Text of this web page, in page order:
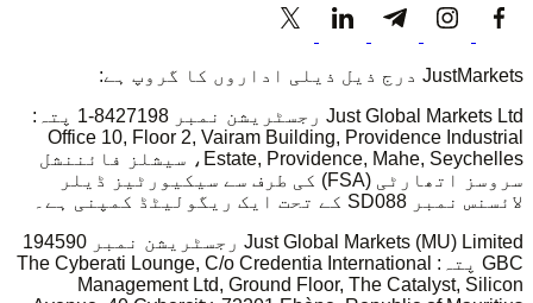
JustMarkets درج ذیل ذیلی اداروں کا گروپ ہے:
Just Global Markets Ltd رجسٹریشن نمبر 8427198-1 پتہ:
Office 10, Floor 2, Vairam Building, Providence Industrial
Estate, Providence, Mahe, Seychelles، سیشلز فائننشل
سروسز اتھارٹی (FSA) کی طرف سے سیکیورٹیز ڈیلر
لائسنس نمبر SD088 کے تحت ایک ریگولیٹڈ کمپنی ہے۔
Just Global Markets (MU) Limited رجسٹریشن نمبر 194590
GBC پتہ: The Cyberati Lounge, C/o Credentia International
Management Ltd, Ground Floor, The Catalyst, Silicon